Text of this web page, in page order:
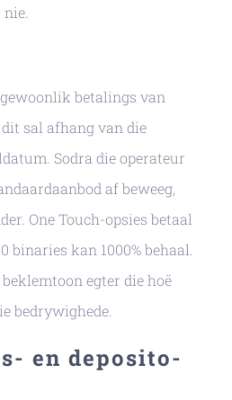
betalings van
dit sal afhang van die
Sodra die operateur
af beweeg,
One Touch-opsies betaal
binaries kan 1000% behaal.
egter die hoë
bedrywighede.
en deposito-